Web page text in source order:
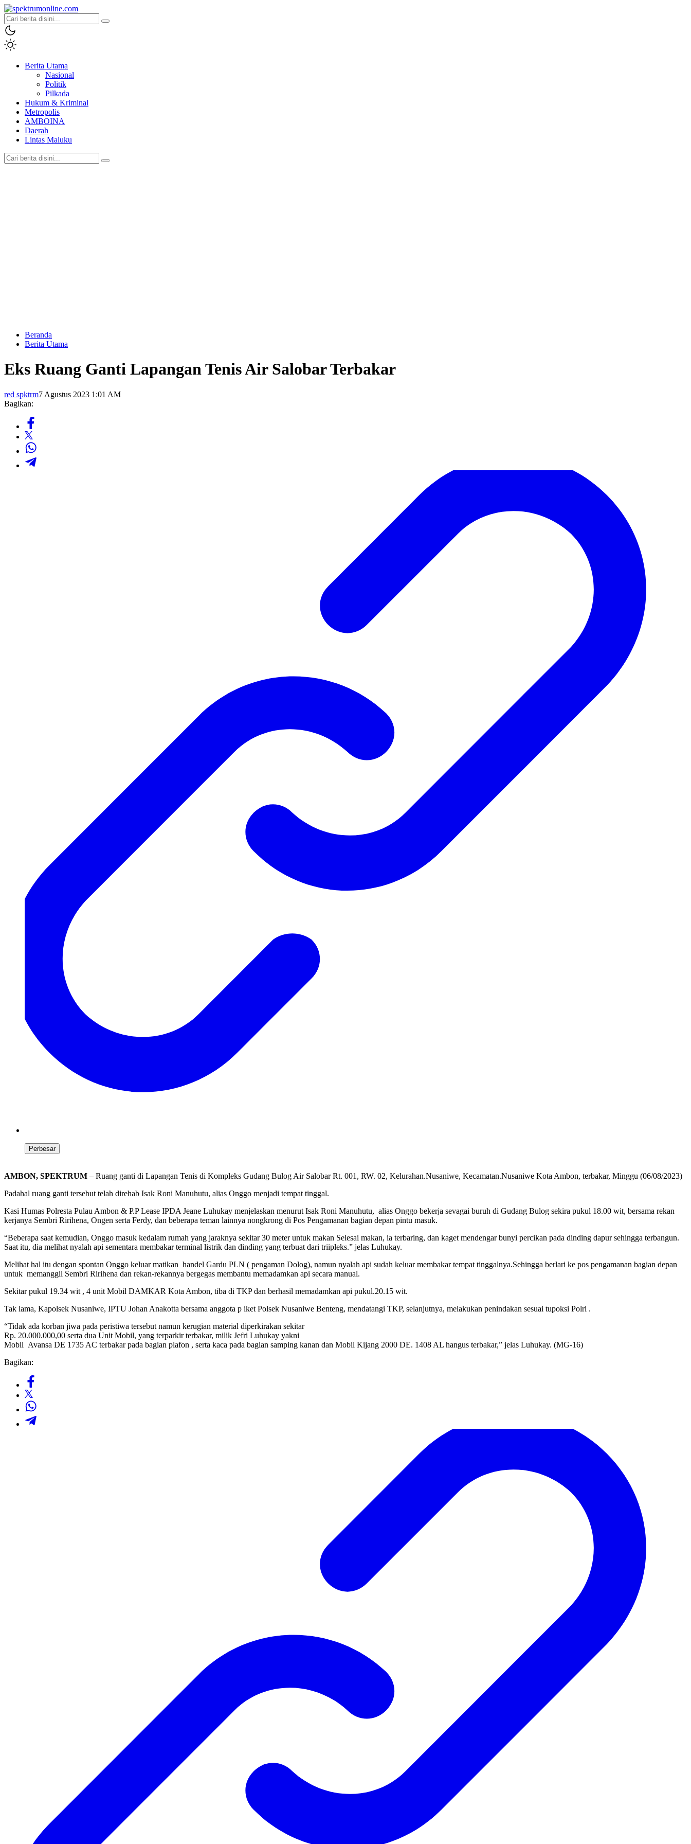
spektrumonline.com
Berita Utama
Nasional
Politik
Pilkada
Hukum & Kriminal
Metropolis
AMBOINA
Daerah
Lintas Maluku
Beranda
Berita Utama
Eks Ruang Ganti Lapangan Tenis Air Salobar Terbakar
red spktrm7 Agustus 2023 1:01 AM
Bagikan:
Perbesar
AMBON, SPEKTRUM – Ruang ganti di Lapangan Tenis di Kompleks Gudang Bulog Air Salobar Rt. 001, RW. 02, Kelurahan.Nusaniwe, Kecamatan.Nusaniwe Kota Ambon, terbakar, Minggu (06/08/2023)
Padahal ruang ganti tersebut telah direhab Isak Roni Manuhutu, alias Onggo menjadi tempat tinggal.
Kasi Humas Polresta Pulau Ambon & P.P Lease IPDA Jeane Luhukay menjelaskan menurut Isak Roni Manuhutu, alias Onggo bekerja sevagai buruh di Gudang Bulog sekira pukul 18.00 wit, bersama rekan
kerjanya Sembri Ririhena, Ongen serta Ferdy, dan beberapa teman lainnya nongkrong di Pos Pengamanan bagian depan pintu masuk.
“Beberapa saat kemudian, Onggo masuk kedalam rumah yang jaraknya sekitar 30 meter untuk makan Selesai makan, ia terbaring, dan kaget mendengar bunyi percikan pada dinding dapur sehingga terbangun.
Saat itu, dia melihat nyalah api sementara membakar terminal listrik dan dinding yang terbuat dari triipleks.” jelas Luhukay.
Melihat hal itu dengan spontan Onggo keluar matikan handel Gardu PLN ( pengaman Dolog), namun nyalah api sudah keluar membakar tempat tinggalnya.Sehingga berlari ke pos pengamanan bagian depan
untuk memanggil Sembri Ririhena dan rekan-rekannya bergegas membantu memadamkan api secara manual.
Sekitar pukul 19.34 wit , 4 unit Mobil DAMKAR Kota Ambon, tiba di TKP dan berhasil memadamkan api pukul.20.15 wit.
Tak lama, Kapolsek Nusaniwe, IPTU Johan Anakotta bersama anggota p iket Polsek Nusaniwe Benteng, mendatangi TKP, selanjutnya, melakukan penindakan sesuai tupoksi Polri .
“Tidak ada korban jiwa pada peristiwa tersebut namun kerugian material diperkirakan sekitar
Rp. 20.000.000,00 serta dua Unit Mobil, yang terparkir terbakar, milik Jefri Luhukay yakni
Mobil Avansa DE 1735 AC terbakar pada bagian plafon , serta kaca pada bagian samping kanan dan Mobil Kijang 2000 DE. 1408 AL hangus terbakar,” jelas Luhukay. (MG-16)
Bagikan: